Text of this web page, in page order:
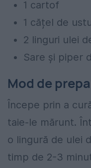
1 cartof
1 cățel de
2 linguri ulei
Sare și piper
Mod de
Începe prin a
taie-le mărunt.
o lingură de ulei
timp de 2-3